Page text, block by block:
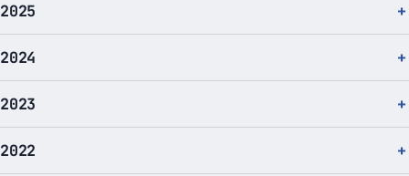
2025
2024
2023
2022